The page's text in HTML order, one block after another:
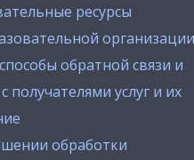
ресурсы
организации
обратной связи и
получателями услуг и их
обработки